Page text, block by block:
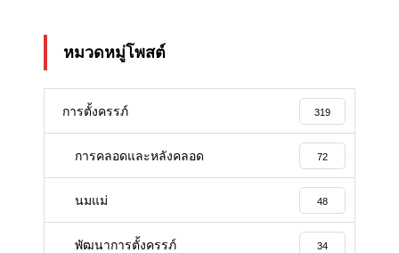
หมวดหมู่โพสต์
การตั้งครรภ์ 319
การคลอดและหลังคลอด 72
นมแม่ 48
พัฒนาการตั้งครรภ์ 34